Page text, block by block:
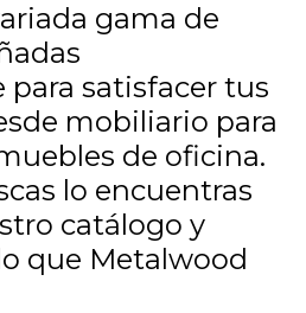
gama de
satisfacer tus
mobiliario para
de oficina.
lo encuentras
catálogo y
que Metalwood